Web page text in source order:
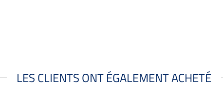
LES CLIENTS ONT ÉGALEMENT ACHETÉ